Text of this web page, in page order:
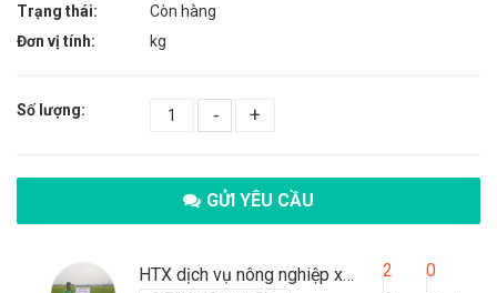
Trạng thái:
Còn hàng
Đơn vị tính:
kg
Số lượng: - +
GỬI YÊU CẦU
HTX dịch vụ nông nghiệp xã Đồng Lợi 2 0